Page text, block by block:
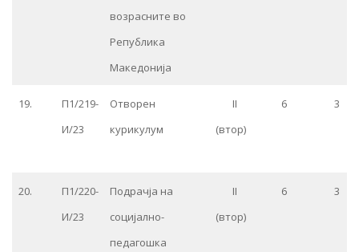
возрасните во
Република
Македонија
19.
П1/219-
И/23
Отворен
курикулум
II
(втор)
6 3
20.
П1/220-
И/23
Подрачја на
социјално-
педагошка
II
(втор)
6 3